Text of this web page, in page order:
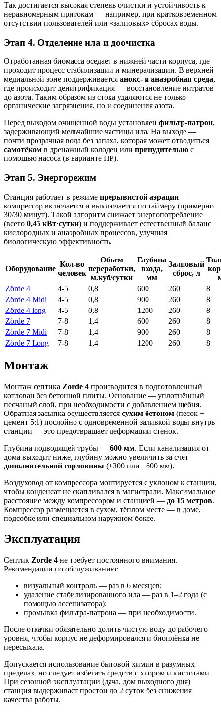
Так достигается высокая степень очистки и устойчивость к
неравномерным притокам — например, при кратковременном
отсутствии пользователей или «залповых» сбросах воды.
Этап 4. Отделение ила и доочистка
Отработанная биомасса оседает в нижней части корпуса, где
проходит процесс стабилизации и минерализации. В верхней
медиальной зоне поддерживается анокс- и анаэробная среда,
где происходит денитрификация — восстановление нитратов
до азота. Таким образом из стока удаляются не только
органические загрязнения, но и соединения азота.
Перед выходом очищенной воды установлен фильтр-патрон,
задерживающий мельчайшие частицы ила. На выходе —
почти прозрачная вода без запаха, которая может отводиться
самотёком в дренажный колодец или принудительно с
помощью насоса (в варианте ПР).
Этап 5. Энергорежим
Станция работает в режиме прерывистой аэрации —
компрессор включается и выключается по таймеру (примерно
30/30 минут). Такой алгоритм снижает энергопотребление
(всего 0,45 кВт·сутки) и поддерживает естественный баланс
кислородных и анаэробных процессов, улучшая
биологическую эффективность.
Оборудование
Кол-во
человек
Объем
переработки,
м.куб/сутки
Глубина
входа,
мм
Залповый
сброс, л
Zörde 4
4-5 0,8 600 260
8
Zörde 4 Midi
4-5 0,8 900 260
8
Zörde 4 long
4-5 0,8 1200 260
8
Zörde 7
7-8 1,4 600 260
8
Zörde 7 Midi
7-8 1,4 900 260
8
Zörde 7 Long
7-8 1,4 1200 260 8
Монтаж
Монтаж септика Zorde 4 производится в подготовленный
котлован без бетонной плиты. Основание — уплотнённый
песчаный слой, при необходимости с добавлением щебня.
Обратная засыпка осуществляется сухим бетоном (песок +
цемент 5:1) послойно с одновременной заливкой воды внутрь
станции — это предотвращает деформации стенок.
Глубина подводящей трубы — 600 мм. Если канализация от
дома выходит ниже, глубину можно увеличить за счёт
дополнительной горловины (+300 или +600 мм).
Воздуховод от компрессора монтируется с уклоном к станции,
чтобы конденсат не скапливался в магистрали. Максимальное
расстояние между компрессором и станцией — до 15 метров.
Компрессор размещается в сухом, тёплом месте — в доме,
подсобке или специальном наружном боксе.
Эксплуатация
Септик Zorde 4 не требует постоянного внимания.
Рекомендации по обслуживанию:
визуальный контроль — раз в 6 месяцев;
удаление стабилизированного ила — раз в 1–2 года (с
помощью ассенизатора);
промывка фильтра-патрона — при необходимости.
После откачки обязательно долить чистую воду до рабочего
уровня, чтобы корпус не деформировался и биоплёнка не
пересыхала.
Допускается использование бытовой химии в разумных
пределах, но следует избегать средств с хлором и кислотами.
При сезонной эксплуатации (дача, дом выходного дня)
станция выдерживает простои до 2 суток без снижения
качества работы.